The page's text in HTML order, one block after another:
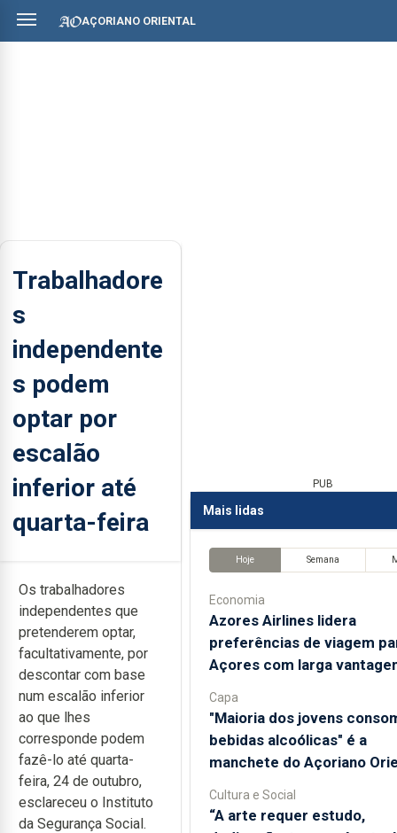
AÇORIANO ORIENTAL
Trabalhadore
s
independente
s podem
optar por
escalão
inferior até
quarta-feira
Os trabalhadores
independentes que
pretenderem optar,
facultativamente, por
descontar com base
num escalão inferior
ao que lhes
corresponde podem
fazê-lo até quarta-
feira, 24 de outubro,
esclareceu o Instituto
da Segurança Social.
PUB
Mais lidas
Hoje Semana
Economia
Azores Airlines lidera
preferências de viagem
Açores com larga
Capa
"Maioria dos jovens
bebidas alcoólicas" é a
manchete do Açoriano
Cultura e Social
“A arte requer estudo,